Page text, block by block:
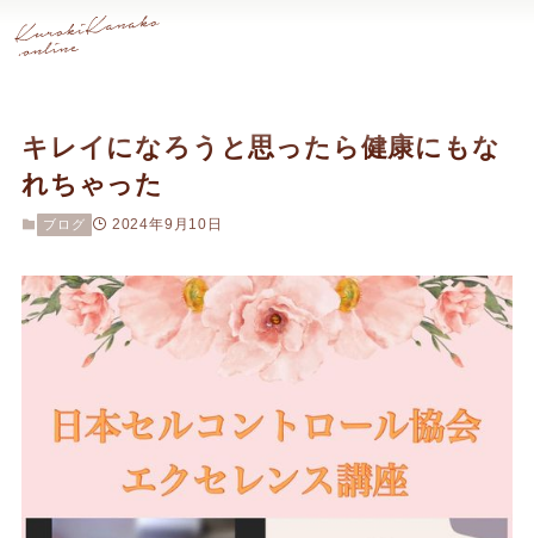
キレイになろうと思ったら健康にもな
れちゃった
ブログ 2024年9月10日